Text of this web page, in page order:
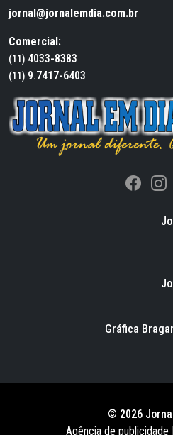
jornal@jornalemdia.com.br
Comercial:
(11) 4033-8383
(11) 9.7417-6403
Gráfica
© 2026
Agência de publicidade